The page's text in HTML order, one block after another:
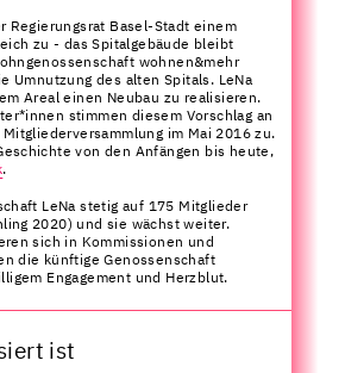
Regierungsrat Basel-Stadt einem
zu - das Spitalgebäude bleibt
wohnen&mehr
Umnutzung des alten Spitals. LeNa
Areal einen Neubau zu realisieren.
stimmen diesem Vorschlag an
im Mai 2016 zu.
von den Anfängen bis heute,
.
LeNa stetig auf 175 Mitglieder
2020) und sie wächst weiter.
sich in Kommissionen und
die künftige Genossenschaft
Engagement und Herzblut.
ist